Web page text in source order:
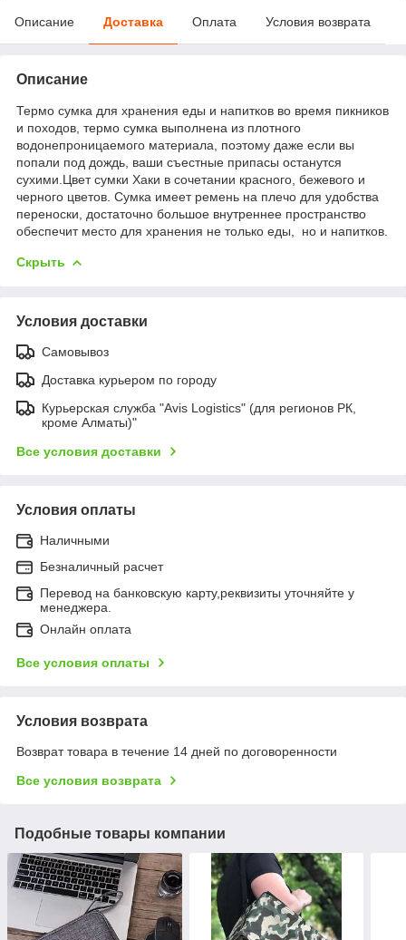
Описание Доставка Оплата Условия возврата
Описание
Термо сумка для хранения еды и напитков во время пикников
и походов, термо сумка выполнена из плотного
водонепроницаемого материала, поэтому даже если вы
попали под дождь, ваши съестные припасы останутся
сухими.Цвет сумки Хаки в сочетании красного, бежевого и
черного цветов. Сумка имеет ремень на плечо для удобства
переноски, достаточно большое внутреннее пространство
обеспечит место для хранения не только еды, но и напитков.
Скрыть
Условия доставки
Самовывоз
Доставка курьером по городу
Курьерская служба "Avis Logistics" (для регионов РК,
кроме Алматы)"
Все условия доставки
Условия оплаты
Наличными
Безналичный расчет
Перевод на банковскую карту,реквизиты уточняйте у
менеджера.
Онлайн оплата
Все условия оплаты
Условия возврата
Возврат товара в течение 14 дней по договоренности
Все условия возврата
Подобные товары компании